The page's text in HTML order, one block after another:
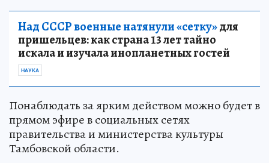
Над СССР военные натянули «сетку»для
пришельцев: как страна 13 лет тайно
искала и изучала инопланетных гостей
НАУКА
Понаблюдать за ярким действом можно будет в
прямом эфире в социальных сетях
правительства и министерства культуры
Тамбовской области.